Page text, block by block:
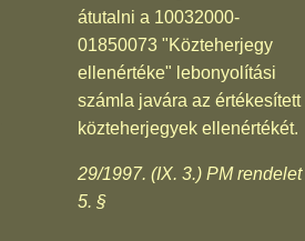
átutalni a 10032000-
01850073 "Közteherjegy
ellenértéke" lebonyolítási
számla javára az értékesített
közteherjegyek ellenértékét.
29/1997. (IX. 3.) PM rendelet
5. §